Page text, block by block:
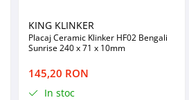
KING KLINKER
Placaj Ceramic Klinker HF02 Bengali
Sunrise 240 x 71 x 10mm
145,20 RON
In stoc